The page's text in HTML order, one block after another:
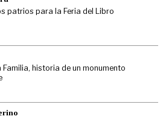
patrios para la Feria del Libro
historia de un monumento